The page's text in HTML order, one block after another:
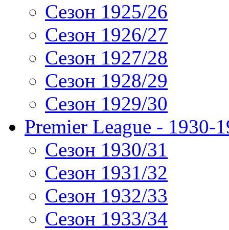
Сезон 1925/26
Сезон 1926/27
Сезон 1927/28
Сезон 1928/29
Сезон 1929/30
Premier League - 1930-
Сезон 1930/31
Сезон 1931/32
Сезон 1932/33
Сезон 1933/34